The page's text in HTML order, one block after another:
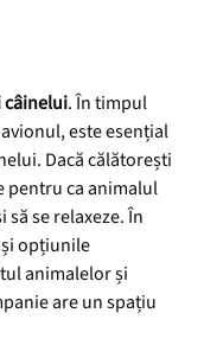
câinelui. În timpul
este esențial
Dacă călătorești
pentru ca animalul
să se relaxeze. În
opțiunile
animalelor și
are un spațiu